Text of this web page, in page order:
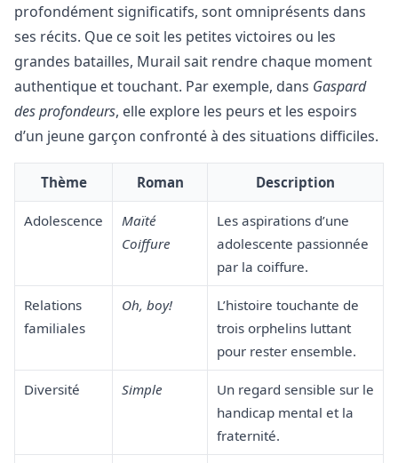
profondément significatifs, sont omniprésents dans
ses récits. Que ce soit les petites victoires ou les
grandes batailles, Murail sait rendre chaque moment
authentique et touchant. Par exemple, dans Gaspard
des profondeurs, elle explore les peurs et les espoirs
d’un jeune garçon confronté à des situations difficiles.
Thème Roman Description
Adolescence
Maïté
Coiffure
Les aspirations d’une
adolescente passionnée
par la coiffure.
Relations
familiales
Oh, boy!
L’histoire touchante de
trois orphelins luttant
pour rester ensemble.
Diversité Simple
Un regard sensible sur le
handicap mental et la
fraternité.